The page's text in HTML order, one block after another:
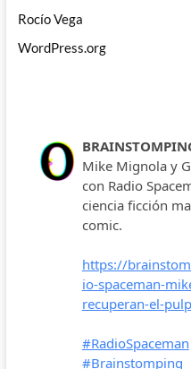
Rocío Vega
WordPress.org